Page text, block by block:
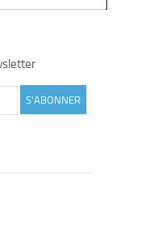
S'ABONNER